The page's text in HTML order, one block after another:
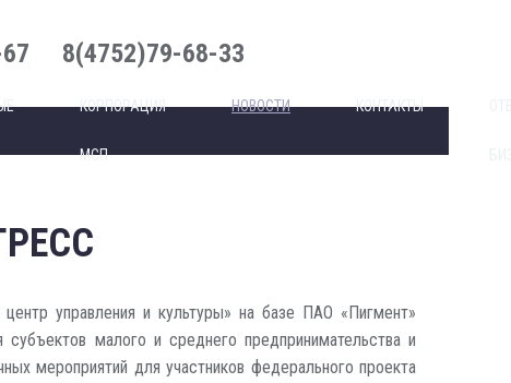
8(4752)79-68-33
КОРПОРАЦИЯ
МСП
НОВОСТИ КОНТАКТЫ
управления и культуры» на базе ПАО «Пигмент»
малого и среднего предпринимательства и
мероприятий для участников федерального проекта